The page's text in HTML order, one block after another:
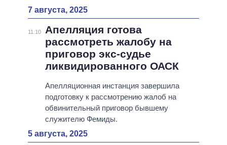
7 августа, 2025
11:10
Апелляция готова
рассмотреть жалобу на
приговор экс-судье
ликвидированного ОАСК
Апелляционная инстанция завершила
подготовку к рассмотрению жалоб на
обвинительный приговор бывшему
служителю Фемиды.
5 августа, 2025